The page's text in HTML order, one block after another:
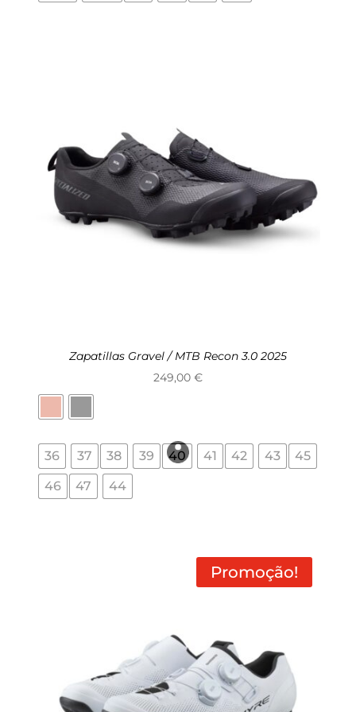
Zapatillas Gravel / MTB Recon 3.0 2025
249,00 €
36 37 38 39 40 41 42 43
45
46
47 44
Promoção!